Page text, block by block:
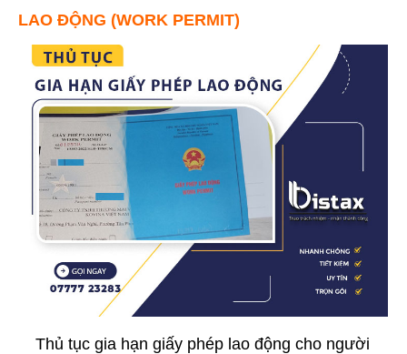
LAO ĐỘNG (WORK PERMIT)
Thủ tục gia hạn giấy phép lao động cho người